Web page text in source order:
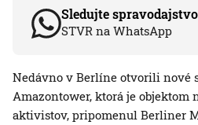
Sledujte spravodajstvo
STVR na WhatsApp
Nedávno v Berlíne otvorili nové
Amazontower, ktorá je
aktivistov, pripomenul Berliner